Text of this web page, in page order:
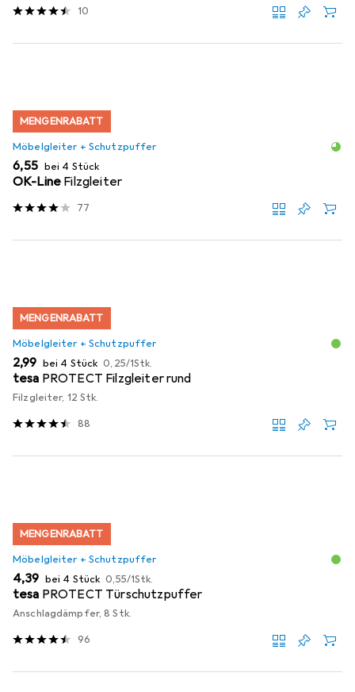
10
MENGENRABATT
Möbelgleiter + Schutzpuffer
EUR
6,55 bei 4 Stück
OK-Line Filzgleiter
77
MENGENRABATT
Möbelgleiter + Schutzpuffer
EUR
2,99 bei 4 Stück EUR
0,25/1Stk.
tesa PROTECT Filzgleiter rund
Filzgleiter, 12 Stk.
88
MENGENRABATT
Möbelgleiter + Schutzpuffer
EUR
4,39 bei 4 Stück EUR
0,55/1Stk.
tesa PROTECT Türschutzpuffer
Anschlagdämpfer, 8 Stk.
96